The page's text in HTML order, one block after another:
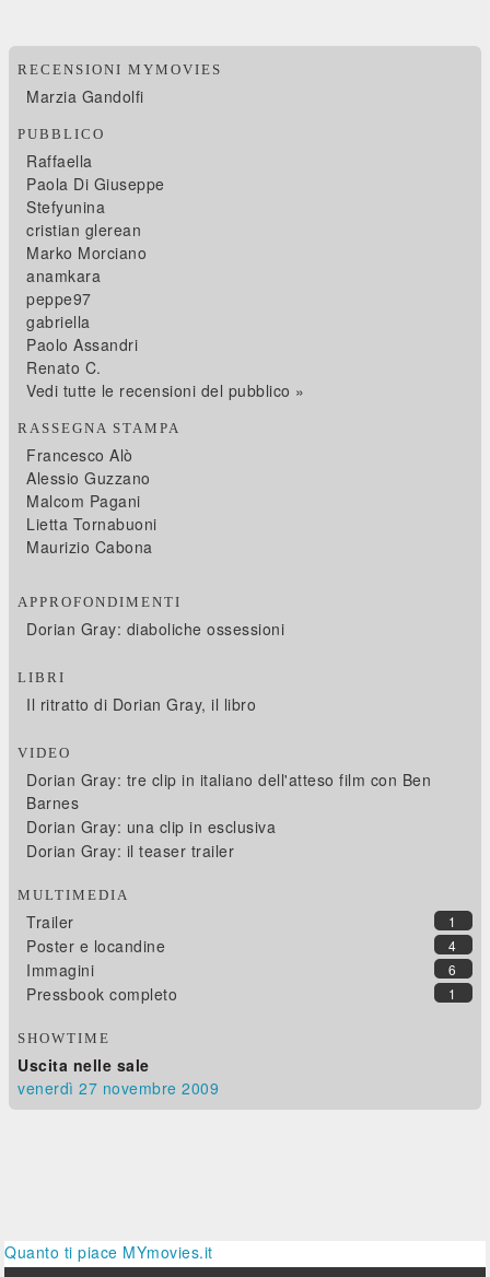
RECENSIONI MYMOVIES
Marzia Gandolfi
PUBBLICO
Raffaella
Paola Di Giuseppe
Stefyunina
cristian glerean
Marko Morciano
anamkara
peppe97
gabriella
Paolo Assandri
Renato C.
Vedi tutte le recensioni del pubblico »
RASSEGNA STAMPA
Francesco Alò
Alessio Guzzano
Malcom Pagani
Lietta Tornabuoni
Maurizio Cabona
APPROFONDIMENTI
Dorian Gray: diaboliche ossessioni
LIBRI
Il ritratto di Dorian Gray, il libro
VIDEO
Dorian Gray: tre clip in italiano dell'atteso film con Ben
Barnes
Dorian Gray: una clip in esclusiva
Dorian Gray: il teaser trailer
MULTIMEDIA
1
Trailer
4
Poster e locandine
6
Immagini
1
Pressbook completo
SHOWTIME
Uscita nelle sale
venerdì 27 novembre 2009
Quanto ti piace MYmovies.it